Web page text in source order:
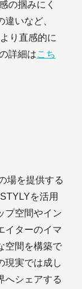
の掴みにく
いなど、
り直感的に
詳細はこち
場を提供する
を活用
プ空間やイン
イターのイマ
空間を構築で
現実では成し
へシェアする